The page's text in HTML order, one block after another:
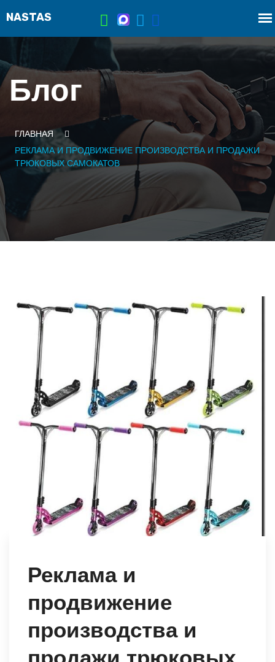
Блог
ГЛАВНАЯ
РЕКЛАМА И ПРОДВИЖЕНИЕ ПРОИЗВОДСТВА И ПРОДАЖИ
ТРЮКОВЫХ САМОКАТОВ
Реклама и
продвижение
производства и